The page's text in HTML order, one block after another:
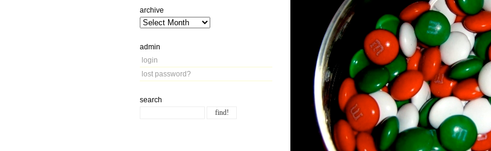
archive
admin
login
lost password?
search